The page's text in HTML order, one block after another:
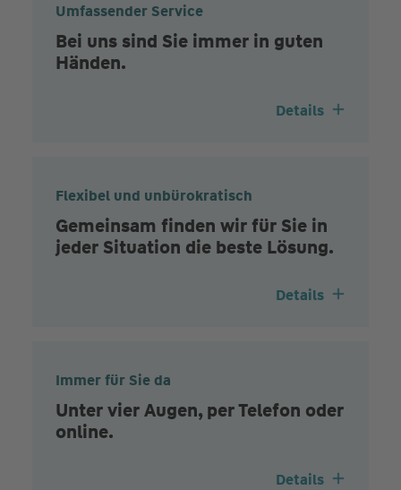
Umfassender Service
Bei uns sind Sie immer in guten
Händen.
Details
Flexibel und unbürokratisch
Gemeinsam finden wir für Sie in
jeder Situation die beste Lösung.
Details
Immer für Sie da
Unter vier Augen, per Telefon oder
online.
Details